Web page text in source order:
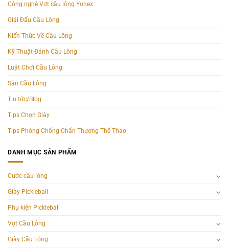
Công nghệ Vợt cầu lông Yonex
Giải Đấu Cầu Lông
Kiến Thức Về Cầu Lông
Kỹ Thuật Đánh Cầu Lông
Luật Chơi Cầu Lông
Sân Cầu Lông
Tin tức/Blog
Tips Chọn Giày
Tips Phòng Chống Chấn Thương Thể Thao
DANH MỤC SẢN PHẨM
Cước cầu lông
Giày Pickleball
Phụ kiện Pickleball
Vợt Cầu Lông
Giày Cầu Lông